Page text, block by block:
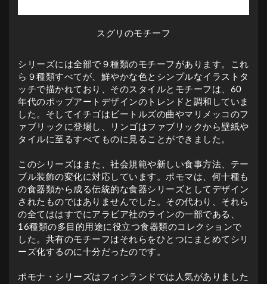
スグリのモチーフ
シリーズには全部で９種類のモチーフがあります。これ
ら９種類すべてが、鮮やかな色とシンプルなイラストタ
ッチで描かれており、そのスタイルとモチーフは、60
年代のポップアートデザインのトレンドと調和していま
した。そしてイチゴはビートルズの曲やマリメッコのフ
ァブリックに登場し、リンゴはファブリックから壁紙や
タイルに至るすべてものに見ることができました。
このシリーズはまた、社会規範や新しい食事方法、テー
ブル装飾の変化に対応しています。ポモマは、何十種も
の食器類から成る伝統的な食器シリーズとしてデザイン
されたものではありませんでした。その代わり、それら
の全てははすでにアラビア社のラインの一部である、
16種類の多目的用途に役立つ食器類のコレクションで
した。共有のモチーフはそれらをひとつにまとめてシリ
ーズ化するのに十分だったのです。
ポモナ・シリーズはフィンランドでは人気がありました